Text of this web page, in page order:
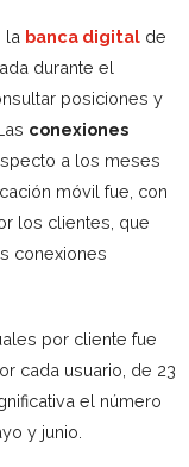
la banca digital de
durante el
posiciones y
conexiones
a los meses
móvil fue, con
los clientes, que
conexiones
por cliente fue
cada usuario, de 23
el número
y junio.